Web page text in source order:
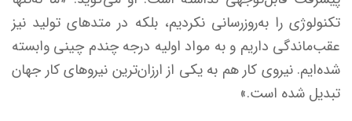
تکنولوژی را به‌روزرسانی نکردیم، بلکه در متدهای تولید نیز
عقب‌ماندگی داریم و به مواد اولیه درجه چندم چینی وابسته
شده‌ایم. نیروی کار هم به یکی از ارزان‌ترین نیروهای کار جهان
تبدیل شده است.»